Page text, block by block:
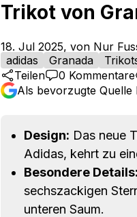
Trikot von
18. Jul 2025, von Nur
adidas
Granada
Teilen
0 Kommentare
Als bevorzugte Quelle
Design: Das neue
Adidas, kehrt zu
Besondere Details:
sechszackigen
unteren Saum.